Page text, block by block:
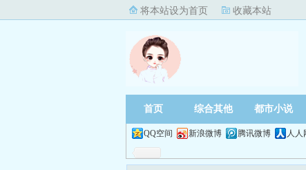
将本站设为首页 收藏本站
首页 综合其他 都市小说
QQ空间 新浪微博 腾讯微博 人人